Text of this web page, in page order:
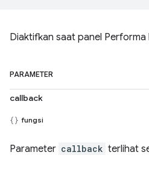
Diaktifkan saat panel Performa
PARAMETER
callback
fungsi
Parameter callback terlihat